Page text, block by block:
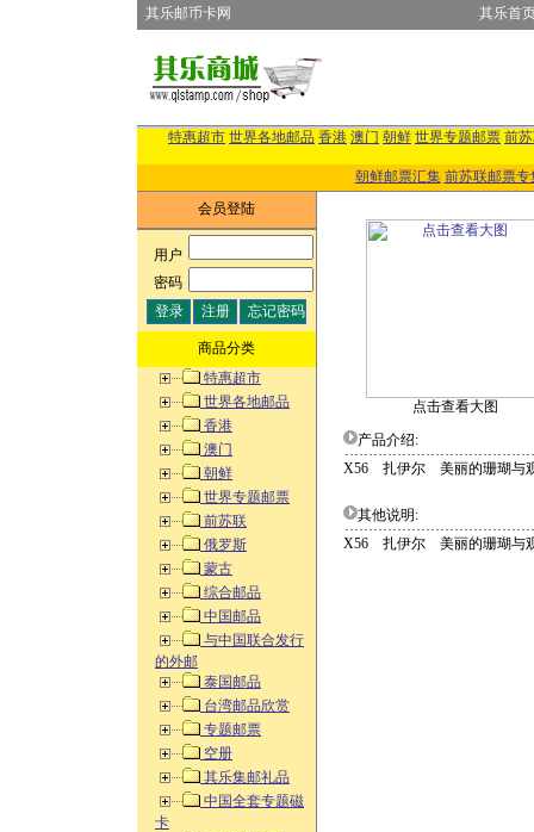
其乐邮币卡网 其乐首
特惠超市 世界各地邮品 香港 澳门 朝鲜 世界专题邮票 前
朝鲜邮票汇集 前苏联邮票专
会员登陆
用户:
密码:
商品分类
特惠超市
世界各地邮品
香港
澳门
朝鲜
世界专题邮票
前苏联
俄罗斯
蒙古
综合邮品
中国邮品
与中国联合发行
的外邮
泰国邮品
台湾邮品欣赏
专题邮票
空册
其乐集邮礼品
中国全套专题磁
卡
点击查看大图
产品介绍:
X56 扎伊尔 美丽的珊瑚与
其他说明:
X56 扎伊尔 美丽的珊瑚与